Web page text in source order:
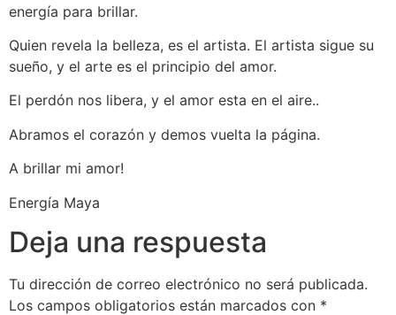
energía para brillar.
Quien revela la belleza, es el artista. El artista sigue su
sueño, y el arte es el principio del amor.
El perdón nos libera, y el amor esta en el aire..
Abramos el corazón y demos vuelta la página.
A brillar mi amor!
Energía Maya
Deja una respuesta
Tu dirección de correo electrónico no será publicada.
Los campos obligatorios están marcados con *